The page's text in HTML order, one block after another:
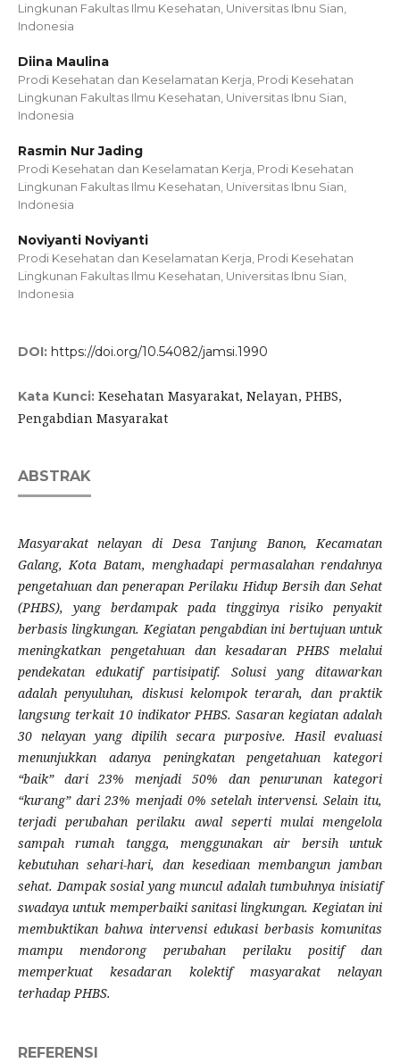
Lingkunan Fakultas Ilmu Kesehatan, Universitas Ibnu Sian,
Indonesia
Diina Maulina
Prodi Kesehatan dan Keselamatan Kerja, Prodi Kesehatan
Lingkunan Fakultas Ilmu Kesehatan, Universitas Ibnu Sian,
Indonesia
Rasmin Nur Jading
Prodi Kesehatan dan Keselamatan Kerja, Prodi Kesehatan
Lingkunan Fakultas Ilmu Kesehatan, Universitas Ibnu Sian,
Indonesia
Noviyanti Noviyanti
Prodi Kesehatan dan Keselamatan Kerja, Prodi Kesehatan
Lingkunan Fakultas Ilmu Kesehatan, Universitas Ibnu Sian,
Indonesia
DOI: https://doi.org/10.54082/jamsi.1990
Kata Kunci: Kesehatan Masyarakat, Nelayan, PHBS,
Pengabdian Masyarakat
ABSTRAK
Masyarakat nelayan di Desa Tanjung Banon, Kecamatan
Galang, Kota Batam, menghadapi permasalahan rendahnya
pengetahuan dan penerapan Perilaku Hidup Bersih dan Sehat
(PHBS), yang berdampak pada tingginya risiko penyakit
berbasis lingkungan. Kegiatan pengabdian ini bertujuan untuk
meningkatkan pengetahuan dan kesadaran PHBS melalui
pendekatan edukatif partisipatif. Solusi yang ditawarkan
adalah penyuluhan, diskusi kelompok terarah, dan praktik
langsung terkait 10 indikator PHBS. Sasaran kegiatan adalah
30 nelayan yang dipilih secara purposive. Hasil evaluasi
menunjukkan adanya peningkatan pengetahuan kategori
“baik” dari 23% menjadi 50% dan penurunan kategori
“kurang” dari 23% menjadi 0% setelah intervensi. Selain itu,
terjadi perubahan perilaku awal seperti mulai mengelola
sampah rumah tangga, menggunakan air bersih untuk
kebutuhan sehari-hari, dan kesediaan membangun jamban
sehat. Dampak sosial yang muncul adalah tumbuhnya inisiatif
swadaya untuk memperbaiki sanitasi lingkungan. Kegiatan ini
membuktikan bahwa intervensi edukasi berbasis komunitas
mampu mendorong perubahan perilaku positif dan
memperkuat kesadaran kolektif masyarakat nelayan
terhadap PHBS.
REFERENSI